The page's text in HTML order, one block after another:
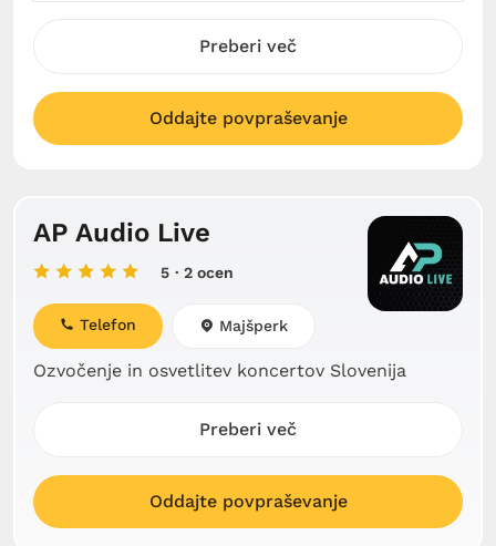
Preberi več
Oddajte povpraševanje
AP Audio Live
5 · 2 ocen
Ozvočenje in osvetlitev koncertov Slovenija
Telefon Majšperk
Preberi več
Oddajte povpraševanje